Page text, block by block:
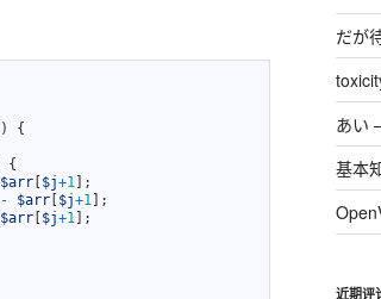
)
{
{
$arr $j+1
;
- $arr $j+1
;
$arr $j+1
;
だが
あい
基本
近期评